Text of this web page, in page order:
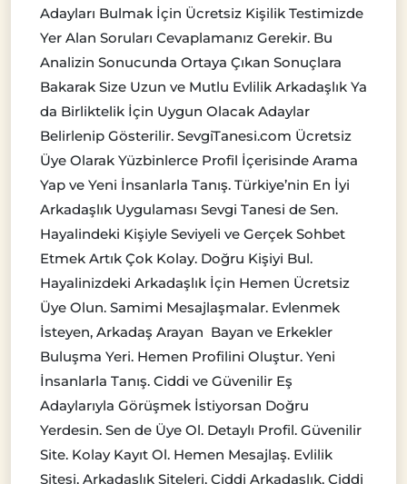
Adayları Bulmak İçin Ücretsiz Kişilik Testimizde
Yer Alan Soruları Cevaplamanız Gerekir. Bu
Analizin Sonucunda Ortaya Çıkan Sonuçlara
Bakarak Size Uzun ve Mutlu Evlilik Arkadaşlık Ya
da Birliktelik İçin Uygun Olacak Adaylar
Belirlenip Gösterilir. SevgiTanesi.com Ücretsiz
Üye Olarak Yüzbinlerce Profil İçerisinde Arama
Yap ve Yeni İnsanlarla Tanış. Türkiye’nin En İyi
Arkadaşlık Uygulaması Sevgi Tanesi de Sen.
Hayalindeki Kişiyle Seviyeli ve Gerçek Sohbet
Etmek Artık Çok Kolay. Doğru Kişiyi Bul.
Hayalinizdeki Arkadaşlık İçin Hemen Ücretsiz
Üye Olun. Samimi Mesajlaşmalar. Evlenmek
İsteyen, Arkadaş Arayan Bayan ve Erkekler
Buluşma Yeri. Hemen Profilini Oluştur. Yeni
İnsanlarla Tanış. Ciddi ve Güvenilir Eş
Adaylarıyla Görüşmek İstiyorsan Doğru
Yerdesin. Sen de Üye Ol. Detaylı Profil. Güvenilir
Site. Kolay Kayıt Ol. Hemen Mesajlaş. Evlilik
Sitesi, Arkadaşlık Siteleri, Ciddi Arkadaşlık, Ciddi